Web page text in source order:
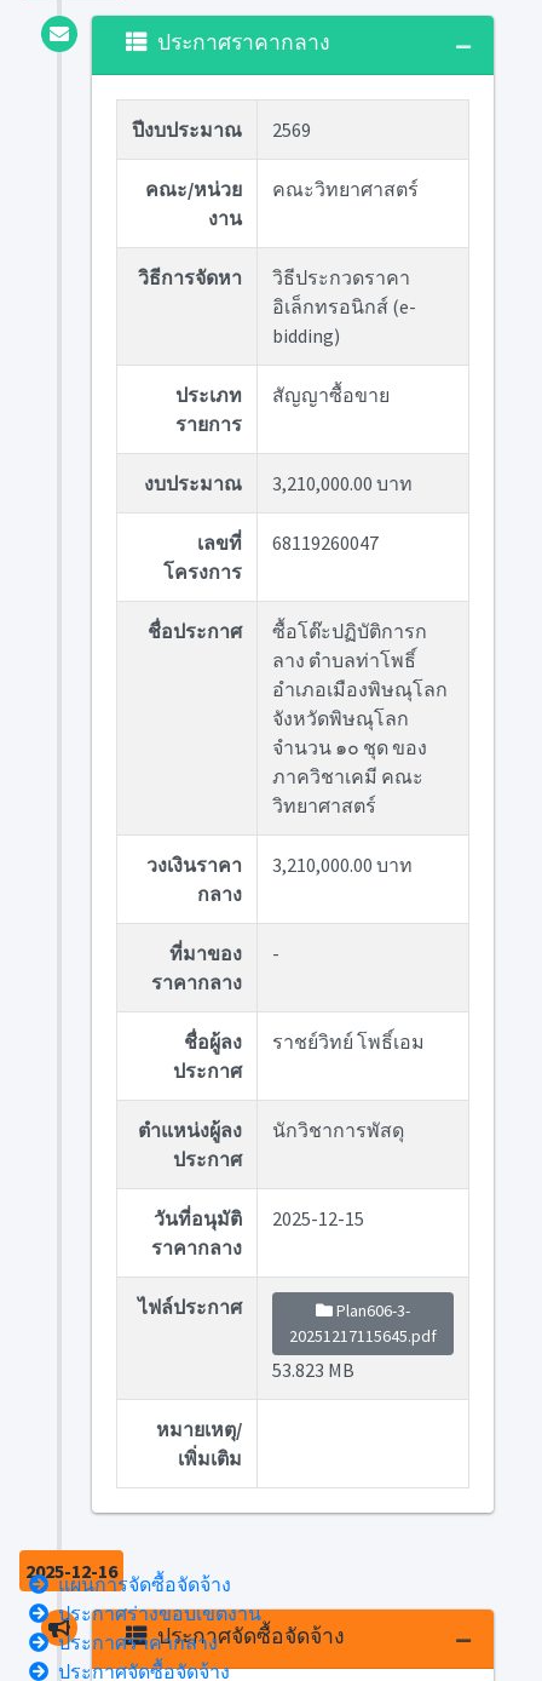
ประกาศราคากลาง
ปีงบประมาณ 2569
คณะ/หน่วย
งาน
คณะวิทยาศาสตร์
วิธีการจัดหา
วิธีประกวดราคา
อิเล็กทรอนิกส์ (e-
bidding)
ประเภท
รายการ
สัญญาซื้อขาย
งบประมาณ 3,210,000.00 บาท
เลขที่
โครงการ
68119260047
ชื่อประกาศ
ซื้อโต๊ะปฏิบัติการก
ลาง ตำบลท่าโพธิ์
อำเภอเมืองพิษณุโลก
จังหวัดพิษณุโลก
จำนวน ๑๐ ชุด ของ
ภาควิชาเคมี คณะ
วิทยาศาสตร์
วงเงินราคา
กลาง
3,210,000.00 บาท
ที่มาของ
ราคากลาง
-
ชื่อผู้ลง
ประกาศ
ราชย์วิทย์ โพธิ์เอม
ตำแหน่งผู้ลง
ประกาศ
นักวิชาการพัสดุ
วันที่อนุมัติ
ราคากลาง
2025-12-15
ไฟล์ประกาศ
Plan606-3-
20251217115645.pdf
53.823 MB
หมายเหตุ/
เพิ่มเติม
2025-12-16
ประกาศจัดซื้อจัดจ้าง
แผนการจัดซื้อจัดจ้าง
ประกาศร่างขอบเขตงาน
ประกาศราคากลาง
ประกาศจัดซื้อจัดจ้าง